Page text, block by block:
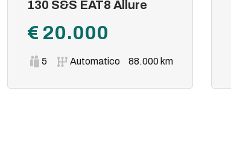
130 S&S EAT8 Allure
€ 20.000
5 Automatico 88.000 km